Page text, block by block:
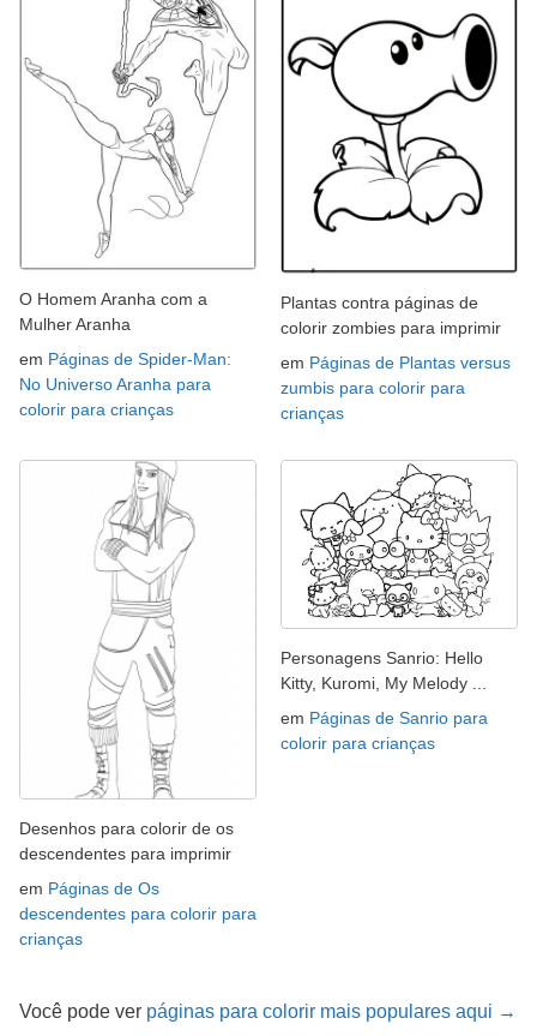
O Homem Aranha com a
Mulher Aranha
em Páginas de Spider-Man:
No Universo Aranha para
colorir para crianças
Plantas contra páginas de
colorir zombies para imprimir
em Páginas de Plantas versus
zumbis para colorir para
crianças
Desenhos para colorir de os
descendentes para imprimir
em Páginas de Os
descendentes para colorir para
crianças
Personagens Sanrio: Hello
Kitty, Kuromi, My Melody ...
em Páginas de Sanrio para
colorir para crianças
Você pode ver páginas para colorir mais populares aqui →